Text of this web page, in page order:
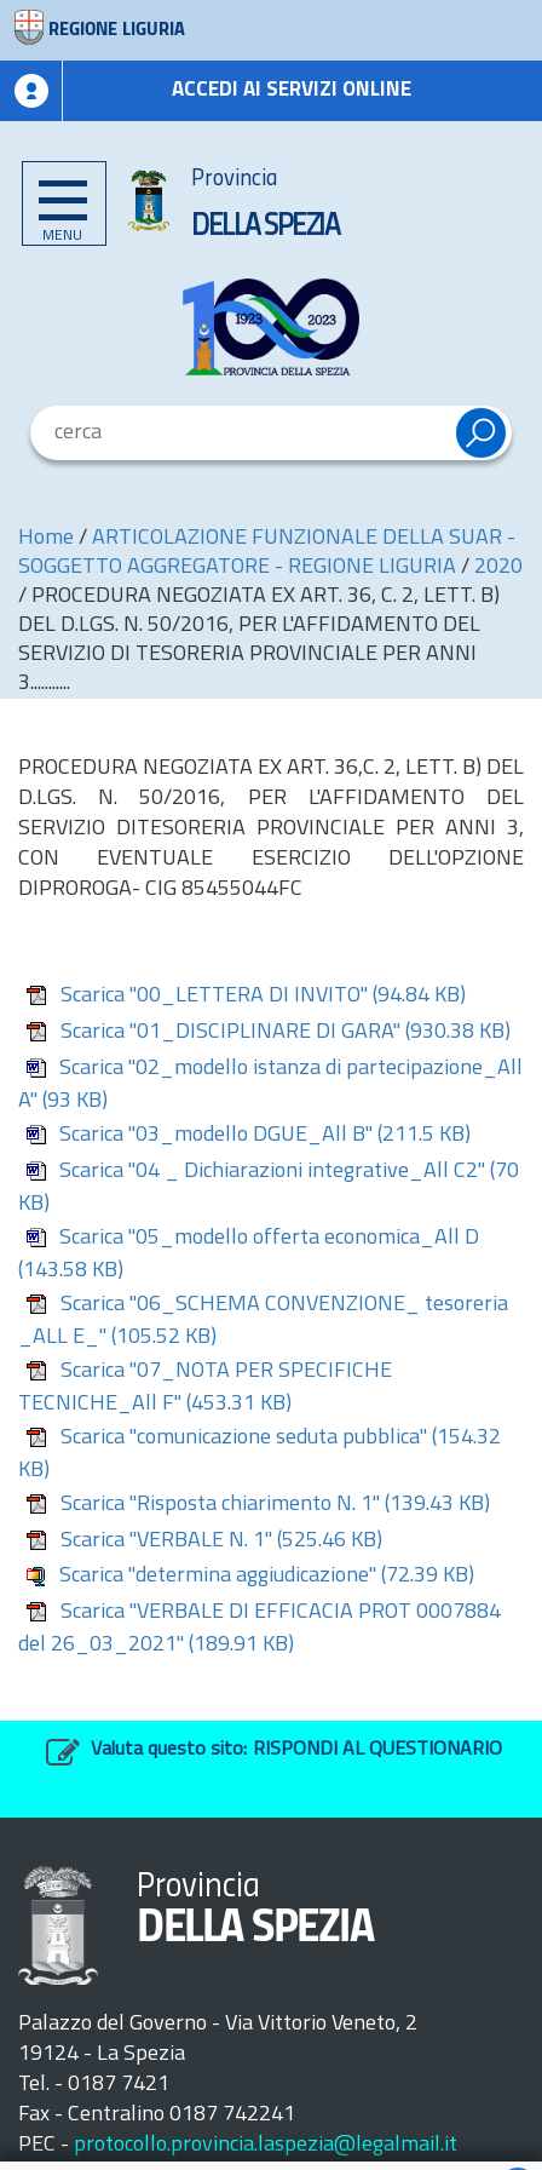
REGIONE LIGURIA
ACCEDI AI SERVIZI ONLINE
MENU
Provincia
DELLA SPEZIA
Home / ARTICOLAZIONE FUNZIONALE DELLA SUAR -
SOGGETTO AGGREGATORE - REGIONE LIGURIA / 2020
/ PROCEDURA NEGOZIATA EX ART. 36, C. 2, LETT. B)
DEL D.LGS. N. 50/2016, PER L'AFFIDAMENTO DEL
SERVIZIO DI TESORERIA PROVINCIALE PER ANNI
3...........
PROCEDURA NEGOZIATA EX ART. 36,C. 2, LETT. B) DEL
D.LGS. N. 50/2016, PER L'AFFIDAMENTO DEL
SERVIZIO DITESORERIA PROVINCIALE PER ANNI 3,
CON EVENTUALE ESERCIZIO DELL'OPZIONE
DIPROROGA- CIG 85455044FC
Scarica "00_LETTERA DI INVITO" (94.84 KB)
Scarica "01_DISCIPLINARE DI GARA" (930.38 KB)
Scarica "02_modello istanza di partecipazione_All
A" (93 KB)
Scarica "03_modello DGUE_All B" (211.5 KB)
Scarica "04 _ Dichiarazioni integrative_All C2" (70
KB)
Scarica "05_modello offerta economica_All D
(143.58 KB)
Scarica "06_SCHEMA CONVENZIONE_ tesoreria
_ALL E_" (105.52 KB)
Scarica "07_NOTA PER SPECIFICHE
TECNICHE_All F" (453.31 KB)
Scarica "comunicazione seduta pubblica" (154.32
KB)
Scarica "Risposta chiarimento N. 1" (139.43 KB)
Scarica "VERBALE N. 1" (525.46 KB)
Scarica "determina aggiudicazione" (72.39 KB)
Scarica "VERBALE DI EFFICACIA PROT 0007884
del 26_03_2021" (189.91 KB)
Valuta questo sito: RISPONDI AL QUESTIONARIO
Provincia
DELLA SPEZIA
Palazzo del Governo - Via Vittorio Veneto, 2
19124 - La Spezia
Tel. - 0187 7421
Fax - Centralino 0187 742241
PEC - protocollo.provincia.laspezia@legalmail.it